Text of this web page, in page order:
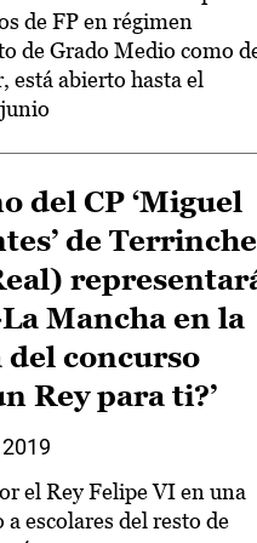
de FP en régimen
de Grado Medio como
está abierto hasta el
del CP ‘Miguel
de
Mancha en la
del concurso
Rey para ti?’
el Rey Felipe VI en una
escolares del resto de